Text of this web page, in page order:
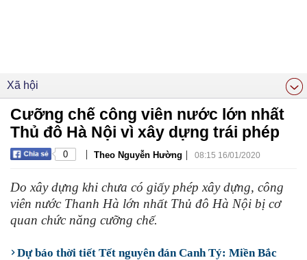
Xã hội
Cưỡng chế công viên nước lớn nhất
Thủ đô Hà Nội vì xây dựng trái phép
0 | Theo Nguyễn Hường | 08:15 16/01/2020
Do xây dựng khi chưa có giấy phép xây dựng, công
viên nước Thanh Hà lớn nhất Thủ đô Hà Nội bị cơ
quan chức năng cưỡng chế.
Dự báo thời tiết Tết nguyên đán Canh Tý: Miền Bắc